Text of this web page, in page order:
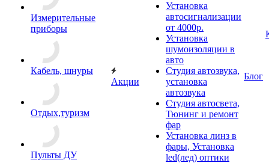
Измерительные
приборы
Кабель, шнуры
Отдых,туризм
Пульты ДУ
Акции
Установка
автосигнализации
от 4000р.
Установка
шумоизоляции в
авто
Студия автозвука,
установка
автозвука
Студия автосвета,
Тюнинг и ремонт
фар
Установка линз в
фары, Установка
led(лед) оптики
Блог